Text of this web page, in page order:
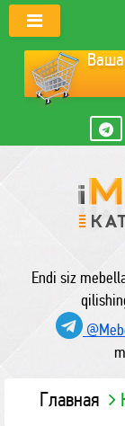
Ваша
Endi siz
Главная